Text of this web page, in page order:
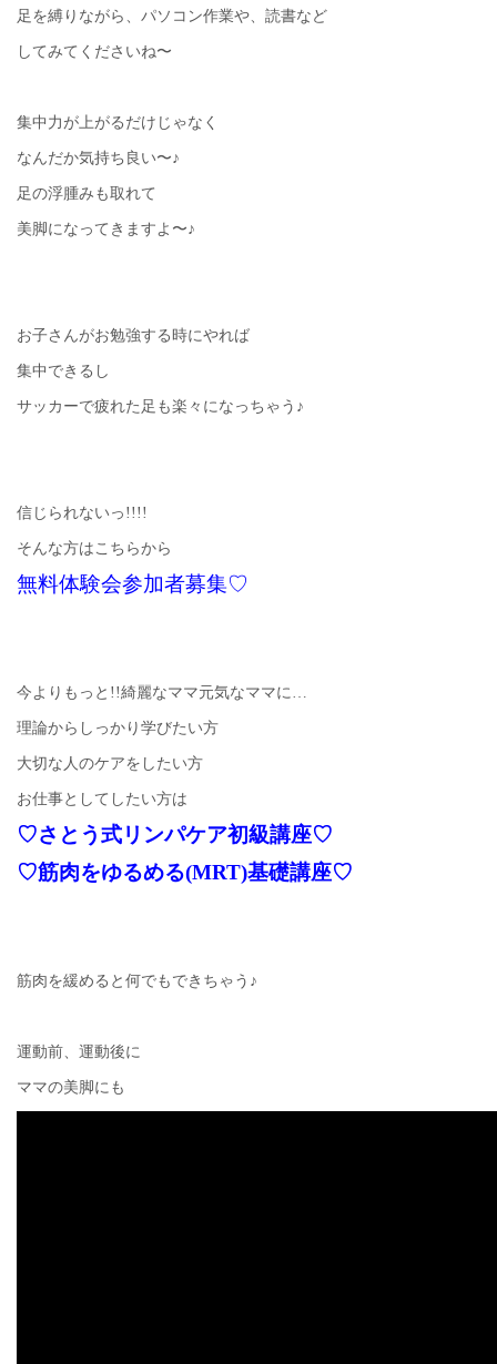
足を縛りながら、パソコン作業や、読書など
してみてくださいね〜
集中力が上がるだけじゃなく
なんだか気持ち良い〜♪
足の浮腫みも取れて
美脚になってきますよ〜♪
お子さんがお勉強する時にやれば
集中できるし
サッカーで疲れた足も楽々になっちゃう♪
信じられないっ!!!!
そんな方はこちらから
無料体験会参加者募集♡
今よりもっと!!綺麗なママ元気なママに…
理論からしっかり学びたい方
大切な人のケアをしたい方
お仕事としてしたい方は
♡さとう式リンパケア初級講座♡
♡筋肉をゆるめる(MRT)基礎講座♡
筋肉を緩めると何でもできちゃう♪
運動前、運動後に
ママの美脚にも